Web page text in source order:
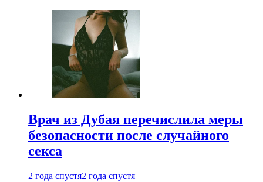
Врач из Дубая перечислила меры
безопасности после случайного
секса
2 года спустя2 года спустя